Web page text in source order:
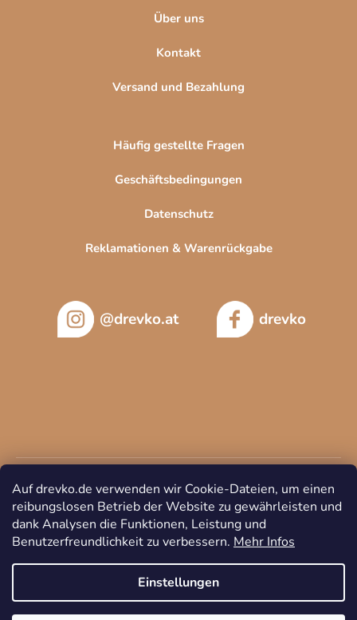
Auf drevko.de verwenden wir Cookie-Dateien, um einen
reibungslosen Betrieb der Website zu gewährleisten und
dank Analysen die Funktionen, Leistung und
Benutzerfreundlichkeit zu verbessern. Mehr Infos
Einstellungen
e
e
L
e
Über uns
Kontakt
Versand und Bezahlung
Häufig gestellte Fragen
Geschäftsbedingungen
Datenschutz
Reklamationen & Warenrückgabe
@drevko.at drevko
Copyright 2026DREVKO. Alle Rechte vorbehalten.